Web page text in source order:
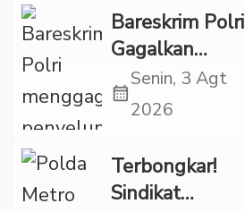
Diselundupkan
Bareskrim Polri
Gagalkan
Penyelundupan
86,3 Kg Sabu,
Internasional
Diburu
calendar_month
Senin, 3 Agt
2026
Terbongkar!
Sindikat